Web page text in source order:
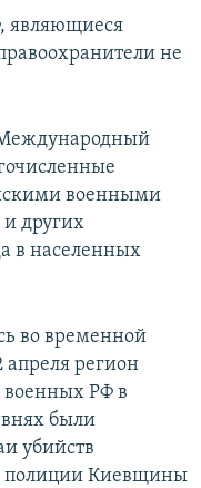
являющиеся
не
военными
других
в населенных
во временной
апреля регион
военных РФ в
были
убийств
полиции Киевщины